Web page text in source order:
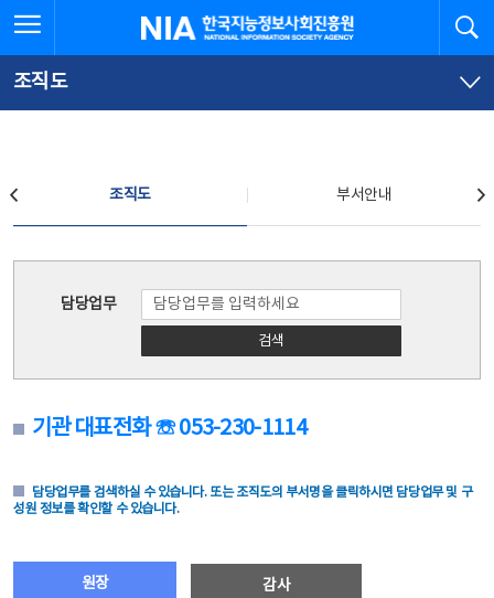
문
로
가
체
뉴
바
가
한국지능정보사회진흥원
조직도
조직도 부서안내
담당업무
검색
기관 대표전화 ☏ 053-230-1114
담당업무를 검색하실 수 있습니다. 또는 조직도의 부서명을 클릭하시면 담당업무 및 구
성원 정보를 확인할 수 있습니다.
원장 감사